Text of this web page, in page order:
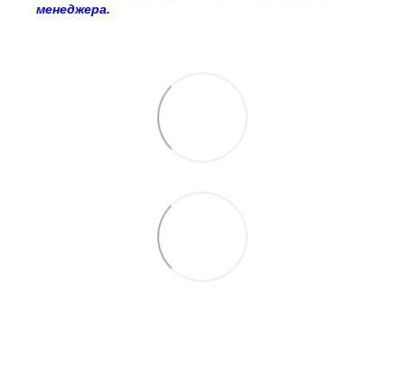
менеджера.